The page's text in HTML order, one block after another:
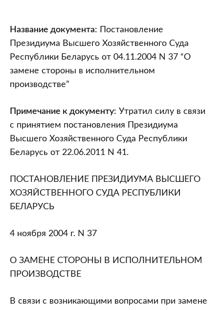
Постановление
Президиума
Высшего
Хозяйственного
Суда
Беларусь
от
04.11.2004
N
“О
замене
стороны
исполнительном
Название документа: Постановление
Президиума Высшего Хозяйственного Суда
Республики Беларусь от 04.11.2004 N 37 “О
замене стороны в исполнительном
производстве”
Примечание к документу: Утратил силу в связи
с принятием постановления Президиума
Высшего Хозяйственного Суда Республики
Беларусь от 22.06.2011 N 41.
ПОСТАНОВЛЕНИЕ ПРЕЗИДИУМА ВЫСШЕГО
ХОЗЯЙСТВЕННОГО СУДА РЕСПУБЛИКИ
БЕЛАРУСЬ
4 ноября 2004 г. N 37
О ЗАМЕНЕ СТОРОНЫ В ИСПОЛНИТЕЛЬНОМ
ПРОИЗВОДСТВЕ
В связи с возникающими вопросами при замене